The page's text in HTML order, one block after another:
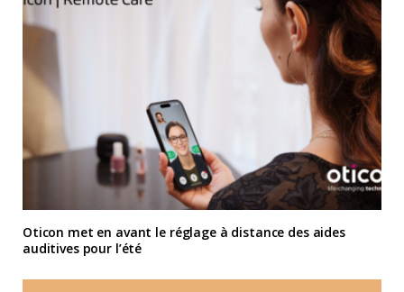
Oticon met en avant le réglage à distance des aides
auditives pour l’été